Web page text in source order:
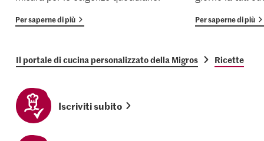
Per saperne di più Per saperne di più
Il portale di cucina personalizzato della Migros Ricette
Iscriviti subito